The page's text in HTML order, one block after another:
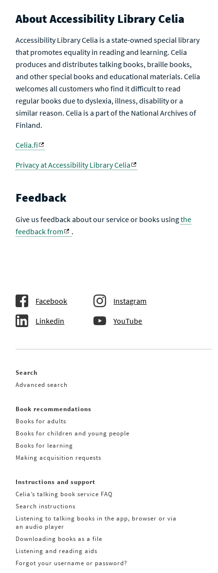
About Accessibility Library Celia
Accessibility Library Celia is a state-owned special library
that promotes equality in reading and learning. Celia
produces and distributes talking books, braille books,
and other special books and educational materials. Celia
welcomes all customers who find it difficult to read
regular books due to dyslexia, illness, disability or a
similar reason. Celia is a part of the National Archives of
Finland.
Celia.fi
Privacy at Accessibility Library Celia
Feedback
Give us feedback about our service or books usingthe
feedback from
.
Facebook Instagram
Linkedin YouTube
Search
Advanced search
Book recommendations
Books for adults
Books for children and young people
Books for learning
Making acquisition requests
Instructions and support
Celia’s talking book service FAQ
Search instructions
Listening to talking books in the app, browser or via
an audio player
Downloading books as a file
Listening and reading aids
Forgot your username or password?